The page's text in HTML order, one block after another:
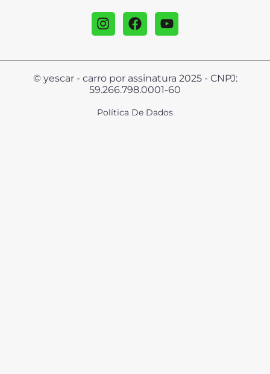
© yescar - carro por assinatura 2025 - CNPJ:
59.266.798.0001-60
Política De Dados